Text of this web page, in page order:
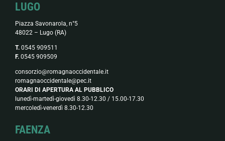
LUGO
Piazza Savonarola, n°5
48022 – Lugo (RA)
T.0545 909511
F.0545 909509
consorzio@romagnaoccidentale.it
romagnaoccidentale@pec.it
ORARI DI APERTURA AL PUBBLICO
lunedì-martedì-giovedì 8.30-12.30 / 15.00-17.30
mercoledì-venerdì 8.30-12.30
FAENZA